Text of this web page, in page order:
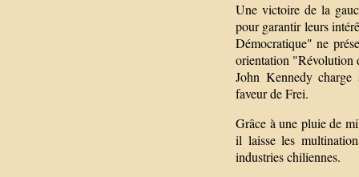
Une victoire de la
pour garantir leurs
Démocratique" ne
orientation "Révolution
John Kennedy charge
faveur de Frei.
Grâce à une pluie de
il laisse les
industries chiliennes.